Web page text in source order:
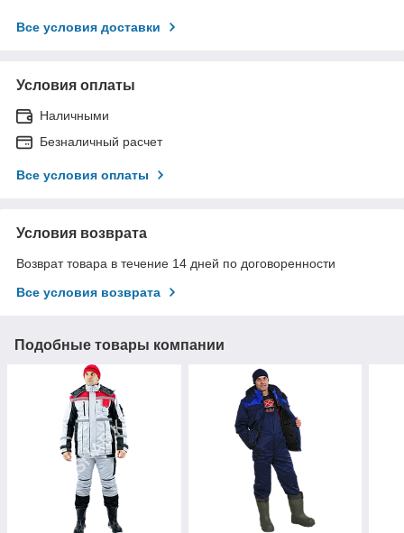
Все условия доставки
Условия оплаты
Наличными
Безналичный расчет
Все условия оплаты
Условия возврата
Возврат товара в течение 14 дней по договоренности
Все условия возврата
Подобные товары компании